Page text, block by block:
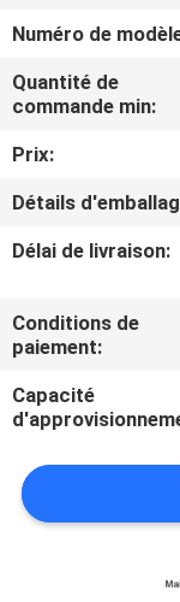
VISITE
D'USINE
CONTRÔLE
DE
QUALITÉ
NOUS
DEMANDEZ
UNE
CITATION
Numéro de
Quantité de
commande min:
Prix:
Détails
Délai de livraison:
Conditions de
paiement:
Capacité